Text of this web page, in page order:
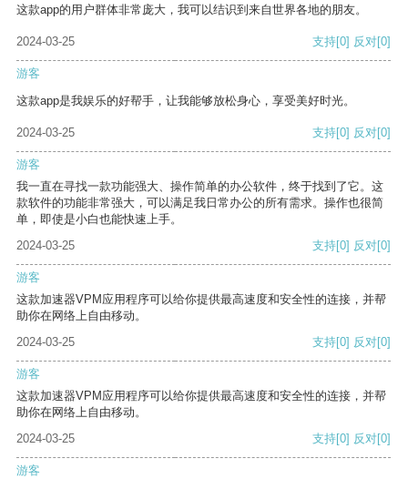
这款app的用户群体非常庞大，我可以结识到来自世界各地的朋友。
2024-03-25 支持[0] 反对[0]
游客
这款app是我娱乐的好帮手，让我能够放松身心，享受美好时光。
2024-03-25 支持[0] 反对[0]
游客
我一直在寻找一款功能强大、操作简单的办公软件，终于找到了它。这
款软件的功能非常强大，可以满足我日常办公的所有需求。操作也很简
单，即使是小白也能快速上手。
2024-03-25
支持[0] 反对[0]
游客
这款加速器VPM应用程序可以给你提供最高速度和安全性的连接，并帮
助你在网络上自由移动。
2024-03-25
支持[0] 反对[0]
游客
这款加速器VPM应用程序可以给你提供最高速度和安全性的连接，并帮
助你在网络上自由移动。
2024-03-25
支持[0] 反对[0]
游客